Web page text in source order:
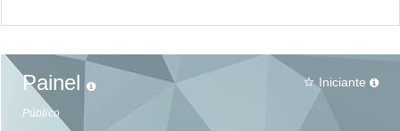
Painel
Público
star_border Iniciante